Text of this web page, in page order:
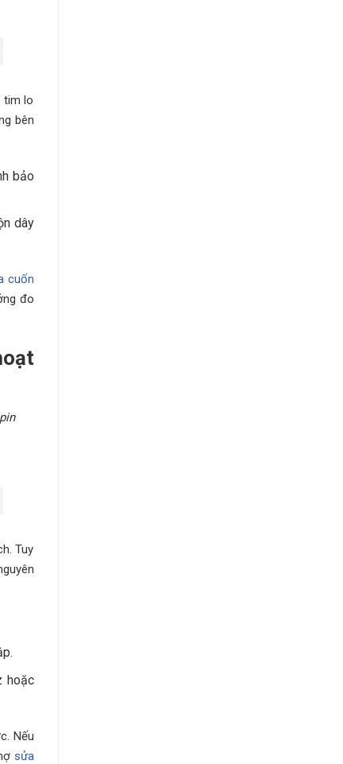
tim lo
bên
bảo
dây
cuốn
đo
Tuy
hoặc
Nếu
sửa